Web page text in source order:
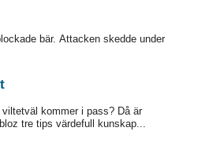
bär. Attacken skedde under
kommer i pass? Då är
tre tips värdefull kunskap...